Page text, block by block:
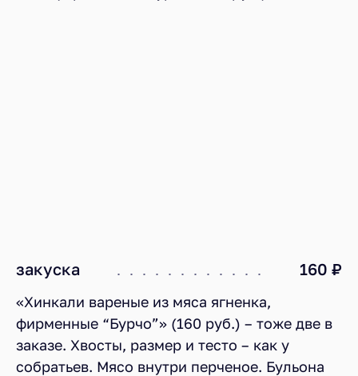
закуска 160 ₽
«Хинкали вареные из мяса ягненка,
фирменные “Бурчо”» (160 руб.) – тоже две в
заказе. Хвосты, размер и тесто – как у
собратьев. Мясо внутри перченое. Бульона